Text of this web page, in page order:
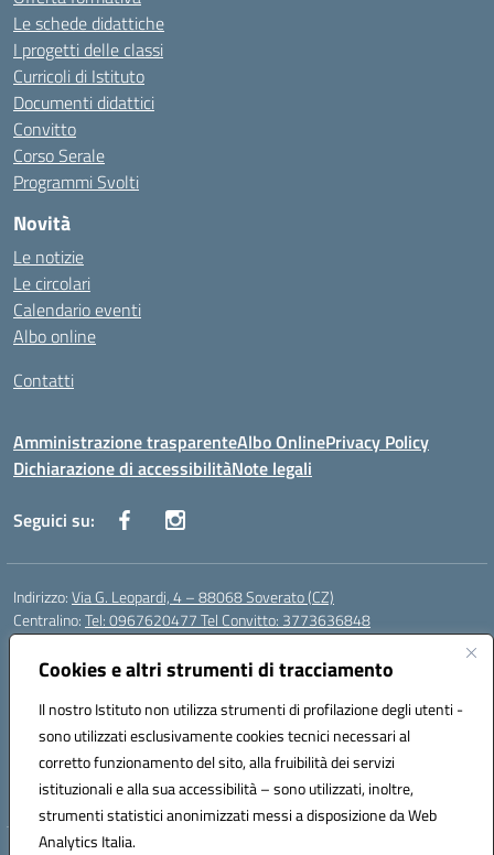
Cookies e altri strumenti di tracciamento
Il nostro Istituto non utilizza strumenti di profilazione degli utenti -
sono utilizzati esclusivamente cookies tecnici necessari al
corretto funzionamento del sito, alla fruibilità dei servizi
istituzionali e alla sua accessibilità – sono utilizzati, inoltre,
strumenti statistici anonimizzati messi a disposizione da Web
Analytics Italia.
Le schede didattiche
I progetti delle classi
Curricoli di Istituto
Documenti didattici
Convitto
Corso Serale
Programmi Svolti
Novità
Le notizie
Le circolari
Calendario eventi
Albo online
Contatti
Amministrazione trasparenteAlbo OnlinePrivacy Policy
Dichiarazione di accessibilitàNote legali
Seguici su:
Indirizzo:Via G. Leopardi, 4 – 88068 Soverato (CZ)
Centralino:Tel: 0967620477 Tel Convitto: 3773636848
Email:
Posta elettronica certificata (PEC):czrh04000q@pec.istruzione.it
Codice fiscale: 84000690796
Codice meccanografico:CZRH04000Q
Codice Indice delle Pubbliche Amministrazioni (IPA): istsc_czrh04000q
Codice unico di fatturazione (CUF): UF9M13